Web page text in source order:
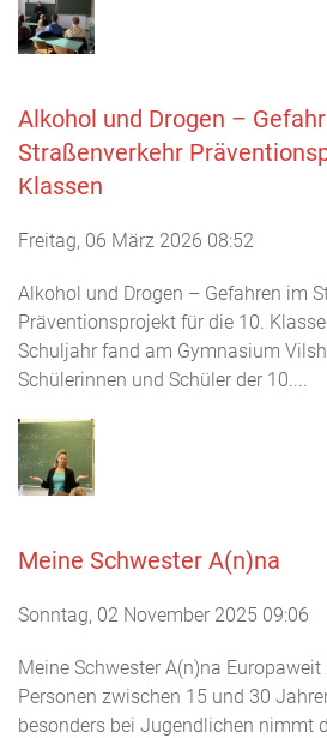
Alkohol und Drogen –
Straßenverkehr
Klassen
Freitag, 06 März 2026 08:52
Alkohol und Drogen – Gefahren im
Präventionsprojekt für die 10.
Schuljahr fand am Gymnasium
Schülerinnen und Schüler der 10....
Meine Schwester A(n)na
Sonntag, 02 November 2025 09:06
Meine Schwester A(n)na
Personen zwischen 15 und 30
besonders bei Jugendlichen nimmt